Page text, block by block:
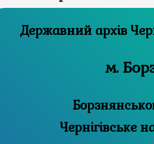
м.
Чернігівське